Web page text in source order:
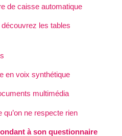
de caisse automatique
les tables
en voix synthétique
multimédia
ne respecte rien
à son questionnaire